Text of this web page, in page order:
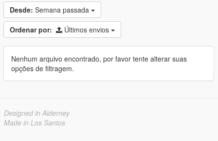
Desde: Semana passada
Ordenar por: Últimos envios
Nenhum arquivo encontrado, por favor tente alterar suas
opções de filtragem.
Designed in Alderney
Made in Los Santos